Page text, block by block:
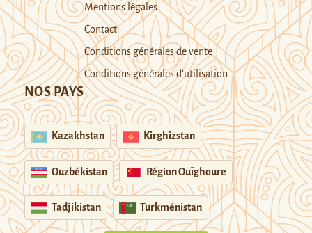
Mentions légales
Contact
Conditions générales de vente
Conditions générales d’utilisation
NOS PAYS
Kazakhstan Kirghizstan
Ouzbékistan Région Ouïghoure
Tadjikistan Turkménistan